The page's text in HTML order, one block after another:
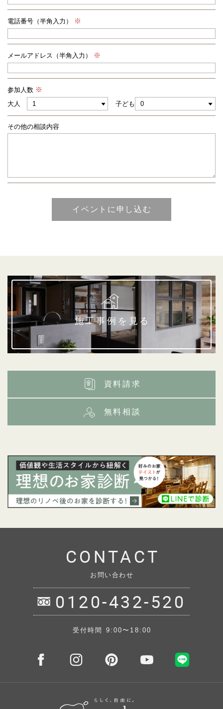
電話番号（半角入力）
メールアドレス（半角入力）
参加人数
大人
子ども
その他の相談内容
施工事例を見る
資料請求
無料相談
CONTACT
お問い合わせ
0120-432-520
受付時間 9:00〜18:00